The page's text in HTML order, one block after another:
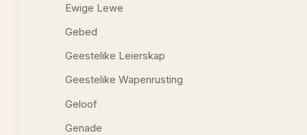
Ewige Lewe
Gebed
Geestelike Leierskap
Geestelike Wapenrusting
Geloof
Genade